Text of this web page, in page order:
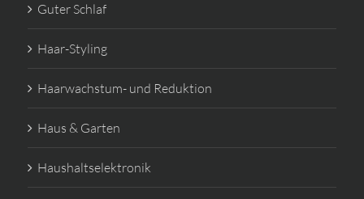
Guter Schlaf
Haar-Styling
Haarwachstum- und Reduktion
Haus & Garten
Haushaltselektronik